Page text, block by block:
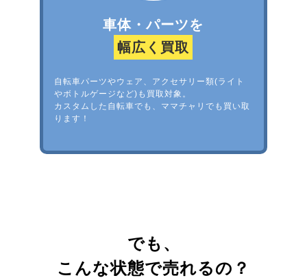
車体・パーツを
幅広く買取
自転車パーツやウェア、アクセサリー類(ライト
やボトルゲージなど)も買取対象。
カスタムした自転車でも、ママチャリでも買い取
ります！
でも、
こんな状態で売れるの？